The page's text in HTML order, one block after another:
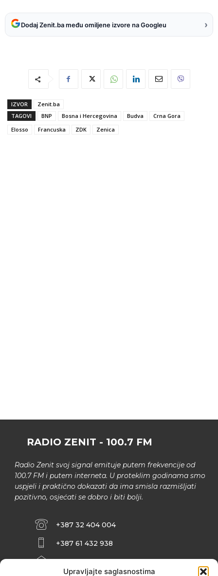
Upravljajte saglasnostima
Dodaj Zenit.ba među omiljene izvore na Googleu ›
IZVOR
Zenit.ba
TAGOVI
BNP Bosna i Hercegovina Budva
Crna Gora
Elosso
Francuska ZDK Zenica
RADIO ZENIT - 100.7 FM
Radio Zenit svoj signal emituje putem frekvencije od
100.7 FM i putem interneta. U proteklim godinama smo
uspjeli i praktično dokazati da ima smisla razmišljati
pozitivno, osjećati se dobro i biti bolji.
+387 32 404 004
+387 61 432 938
INFO@ZENIT.BA